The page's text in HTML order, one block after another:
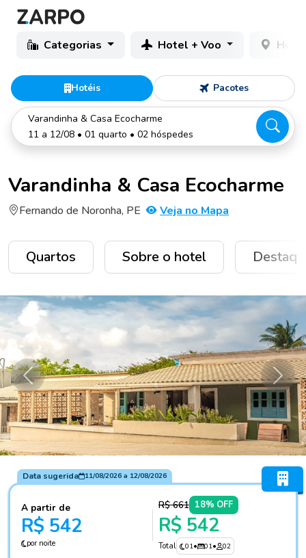
Categorias Hotel + Voo
Hotéis Pacotes
Varandinha & Casa Ecocharme
11 a 12/08 • 01 quarto • 02 hóspedes
Varandinha & Casa Ecocharme
Fernando de Noronha, PE Veja no Mapa
Quartos Sobre o hotel
Anterior
Data sugerida 11/08/2026a 12/08/2026
A partir de
R$ 542
por noite
R$ 661 18% OFF
R$ 542
Total 01• 01• 02